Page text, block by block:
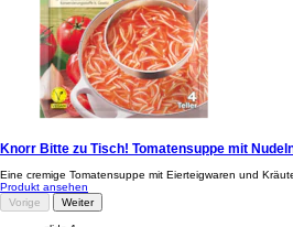
Knorr Bitte zu Tisch! Tomatensuppe mit
Eine cremige Tomatensuppe mit Eierteigwaren und
Produkt ansehen
Vorige
Weiter